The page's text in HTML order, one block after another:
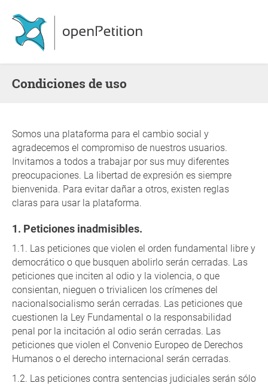
Condiciones de uso
Somos una plataforma para el cambio social y
agradecemos el compromiso de nuestros usuarios.
Invitamos a todos a trabajar por sus muy diferentes
preocupaciones. La libertad de expresión es siempre
bienvenida. Para evitar dañar a otros, existen reglas
claras para usar la plataforma.
Peticiones inadmisibles.
Las peticiones que violen el orden fundamental libre y
democrático o que busquen abolirlo serán cerradas. Las
peticiones que inciten al odio y la violencia, o que
consientan, nieguen o trivialicen los crímenes del
nacionalsocialismo serán cerradas. Las peticiones que
cuestionen la Ley Fundamental o la responsabilidad
penal por la incitación al odio serán cerradas. Las
peticiones que violen el Convenio Europeo de Derechos
Humanos o el derecho internacional serán cerradas.
Las peticiones contra sentencias judiciales serán sólo